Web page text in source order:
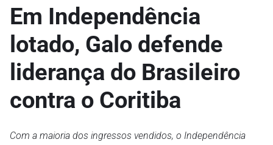
Em Independência
lotado, Galo defende
liderança do Brasileiro
contra o Coritiba
Com a maioria dos ingressos vendidos, o Independência